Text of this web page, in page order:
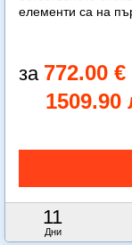
елементи са на
772.00 €
1509.90
11
Дни